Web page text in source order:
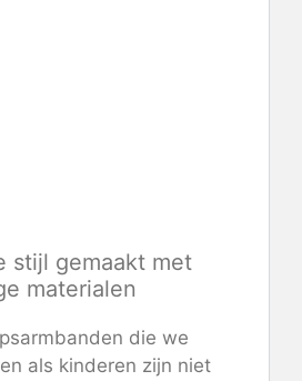
stijl gemaakt met
materialen
die we
als kinderen zijn niet